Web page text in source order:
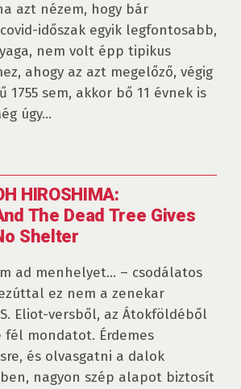
azt nézem, hogy bár
időszak egyik legfontosabb,
nem volt épp tipikus
ahogy az azt megelőző, végig
1755 sem, akkor bő 11 évnek is
úgy...
HIROSHIMA:
The Dead Tree Gives
Shelter
ad menhelyet… – csodálatos
ez nem a zenekar
Eliot-versből, az Átokföldéből
fél mondatot. Érdemes
és olvasgatni a dalok
nagyon szép alapot biztosít